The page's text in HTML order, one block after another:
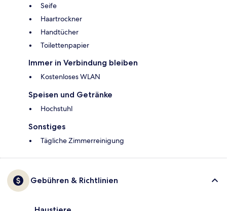
Seife
Haartrockner
Handtücher
Toilettenpapier
Immer in Verbindung bleiben
Kostenloses WLAN
Speisen und Getränke
Hochstuhl
Sonstiges
Tägliche Zimmerreinigung
Gebühren & Richtlinien